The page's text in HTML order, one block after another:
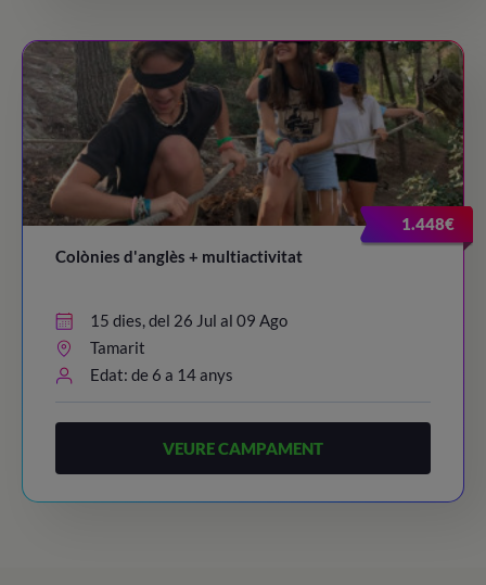
1.448€
Colònies d'anglès + multiactivitat
15 dies, del 26 Jul al 09 Ago
Tamarit
Edat: de 6 a 14 anys
VEURE CAMPAMENT